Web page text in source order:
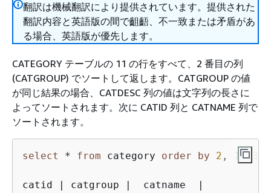
翻訳は機械翻訳により提供されています。提供された
翻訳内容と英語版の間で齟齬、不一致または矛盾があ
る場合、英語版が優先します。
CATEGORY テーブルの 11 の行をすべて、2 番目の列
(CATGROUP) でソートして返します。CATGROUP の値
が同じ結果の場合、CATDESC 列の値は文字列の長さに
よってソートされます。次に CATID 列と CATNAME 列で
ソートされます。
select * from category order by 2 , 1 , 3
catid | catgroup |
  catname
|